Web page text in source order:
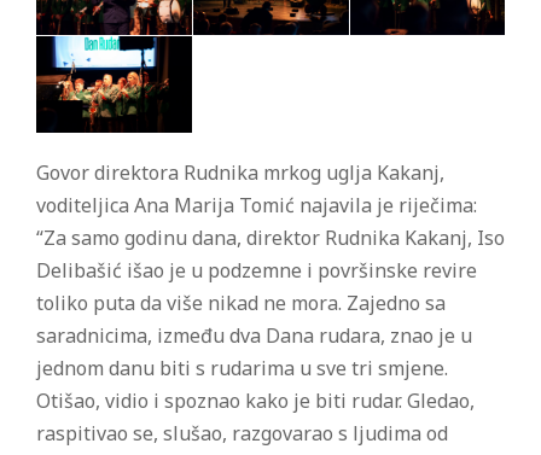
Govor direktora Rudnika mrkog uglja Kakanj,
voditeljica Ana Marija Tomić najavila je riječima:
“Za samo godinu dana, direktor Rudnika Kakanj, Iso
Delibašić išao je u podzemne i površinske revire
toliko puta da više nikad ne mora. Zajedno sa
saradnicima, između dva Dana rudara, znao je u
jednom danu biti s rudarima u sve tri smjene.
Otišao, vidio i spoznao kako je biti rudar. Gledao,
raspitivao se, slušao, razgovarao s ljudima od